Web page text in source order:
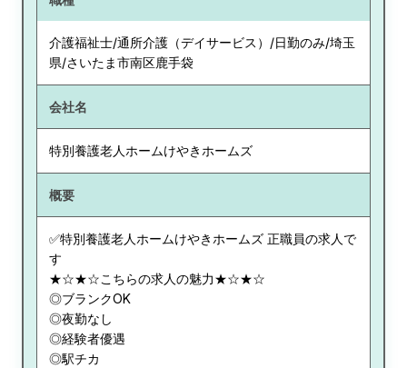
介護福祉士/通所介護（デイサービス）/日勤のみ/埼玉
県/さいたま市南区鹿手袋
会社名
特別養護老人ホームけやきホームズ
概要
✅特別養護老人ホームけやきホームズ 正職員の求人で
す
★☆★☆こちらの求人の魅力★☆★☆
◎ブランクOK
◎夜勤なし
◎経験者優遇
◎駅チカ